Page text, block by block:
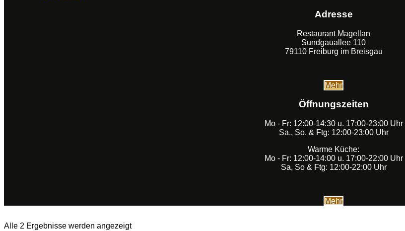
Adresse
Restaurant Magellan
Sundgauallee 110
79110 Freiburg im Breisgau
Mehr
Öffnungszeiten
Mo - Fr: 12:00-14:30 u. 17:00-23:00 Uhr
Sa., So. & Ftg: 12:00-23:00 Uhr
Warme Küche:
Mo - Fr: 12:00-14:00 u. 17:00-22:00 Uhr
Sa, So & Ftg: 12:00-22:00 Uhr
Mehr
Alle 2 Ergebnisse werden angezeigt